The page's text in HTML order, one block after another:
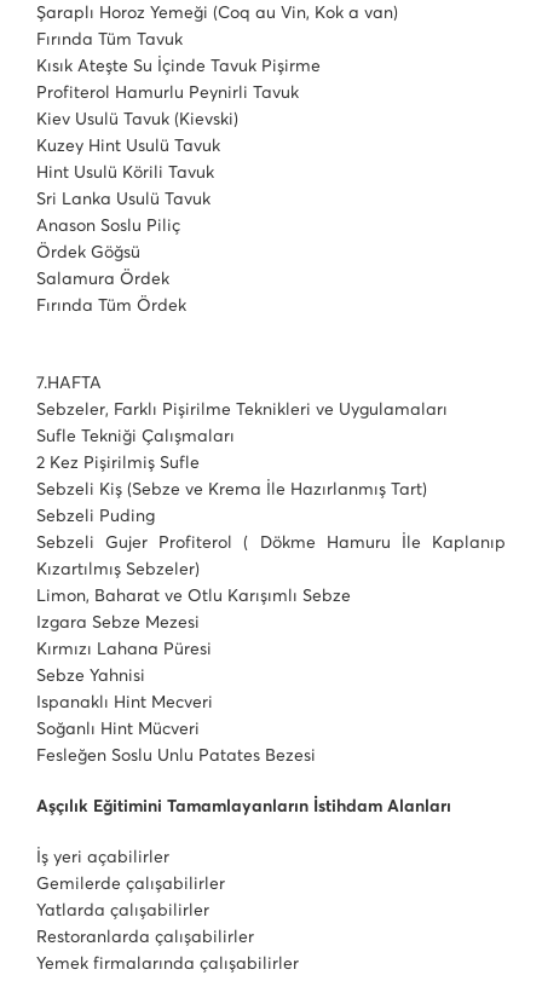
Şaraplı Horoz Yemeği (Coq au Vin, Kok a van)
Fırında Tüm Tavuk
Kısık Ateşte Su İçinde Tavuk Pişirme
Profiterol Hamurlu Peynirli Tavuk
Kiev Usulü Tavuk (Kievski)
Kuzey Hint Usulü Tavuk
Hint Usulü Körili Tavuk
Sri Lanka Usulü Tavuk
Anason Soslu Piliç
Ördek Göğsü
Salamura Ördek
Fırında Tüm Ördek
7.HAFTA
Sebzeler, Farklı Pişirilme Teknikleri ve Uygulamaları
Sufle Tekniği Çalışmaları
2 Kez Pişirilmiş Sufle
Sebzeli Kiş (Sebze ve Krema İle Hazırlanmış Tart)
Sebzeli Puding
Sebzeli Gujer Profiterol ( Dökme Hamuru İle Kaplanıp
Kızartılmış Sebzeler)
Limon, Baharat ve Otlu Karışımlı Sebze
Izgara Sebze Mezesi
Kırmızı Lahana Püresi
Sebze Yahnisi
Ispanaklı Hint Mecveri
Soğanlı Hint Mücveri
Fesleğen Soslu Unlu Patates Bezesi
Aşçılık Eğitimini Tamamlayanların İstihdam Alanları
İş yeri açabilirler
Gemilerde çalışabilirler
Yatlarda çalışabilirler
Restoranlarda çalışabilirler
Yemek firmalarında çalışabilirler